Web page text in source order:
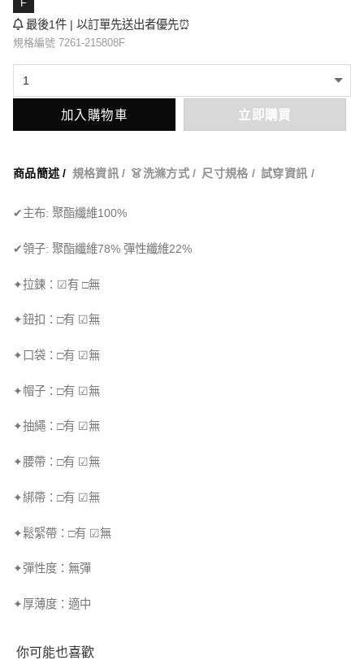
F
最後1件 | 以訂單先送出者優先⏰
規格編號 7261-215808F
加入購物車 立即購買
商品簡述 / 規格資訊 / 👗洗滌方式 / 尺寸規格 / 試穿資訊 /
✔主布: 聚酯纖維100%
✔領子: 聚酯纖維78% 彈性纖維22%
✦拉鍊：☑有 □無
✦鈕扣：□有 ☑無
✦口袋：□有 ☑無
✦帽子：□有 ☑無
✦抽繩：□有 ☑無
✦腰帶：□有 ☑無
✦綁帶：□有 ☑無
✦鬆緊帶：□有 ☑無
✦彈性度：無彈
✦厚薄度：適中
你可能也喜歡